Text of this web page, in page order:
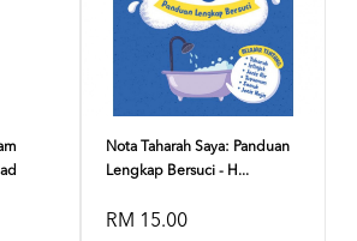
Nota Taharah Saya: Panduan
Lengkap Bersuci - H...
RM 15.00